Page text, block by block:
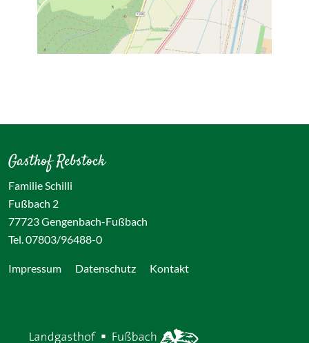
Gasthof Rebstock
Familie Schilli
Fußbach 2
77723 Gengenbach-Fußbach
Tel. 07803/96488-0
Impressum Datenschutz Kontakt